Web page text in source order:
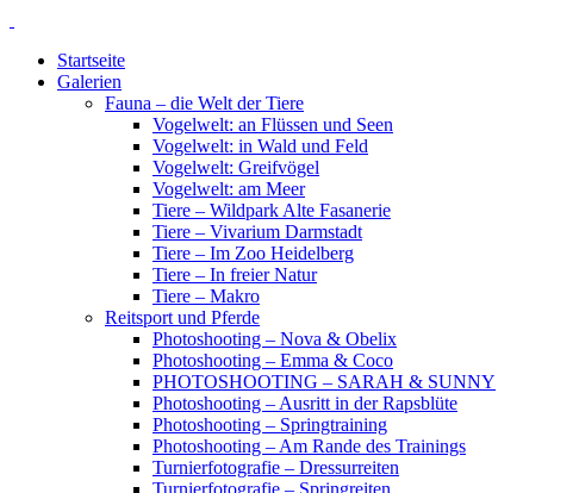
Startseite
Galerien
Fauna – die Welt der Tiere
Vogelwelt: an Flüssen und Seen
Vogelwelt: in Wald und Feld
Vogelwelt: Greifvögel
Vogelwelt: am Meer
Tiere – Wildpark Alte Fasanerie
Tiere – Vivarium Darmstadt
Tiere – Im Zoo Heidelberg
Tiere – In freier Natur
Tiere – Makro
Reitsport und Pferde
Photoshooting – Nova & Obelix
Photoshooting – Emma & Coco
PHOTOSHOOTING – SARAH & SUNNY
Photoshooting – Ausritt in der Rapsblüte
Photoshooting – Springtraining
Photoshooting – Am Rande des Trainings
Turnierfotografie – Dressurreiten
Turnierfotografie – Springreiten